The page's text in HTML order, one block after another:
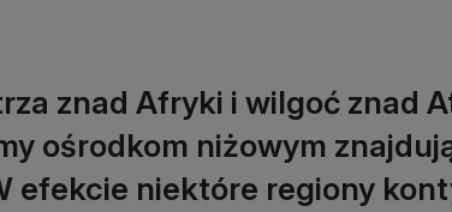
znad Afryki i wilgoć znad
ośrodkom niżowym
efekcie niektóre regiony